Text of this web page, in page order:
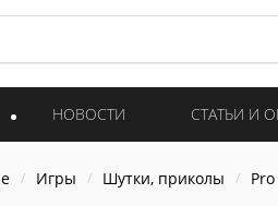
НОВОСТИ СТАТЬИ И
Игры Шутки, приколы